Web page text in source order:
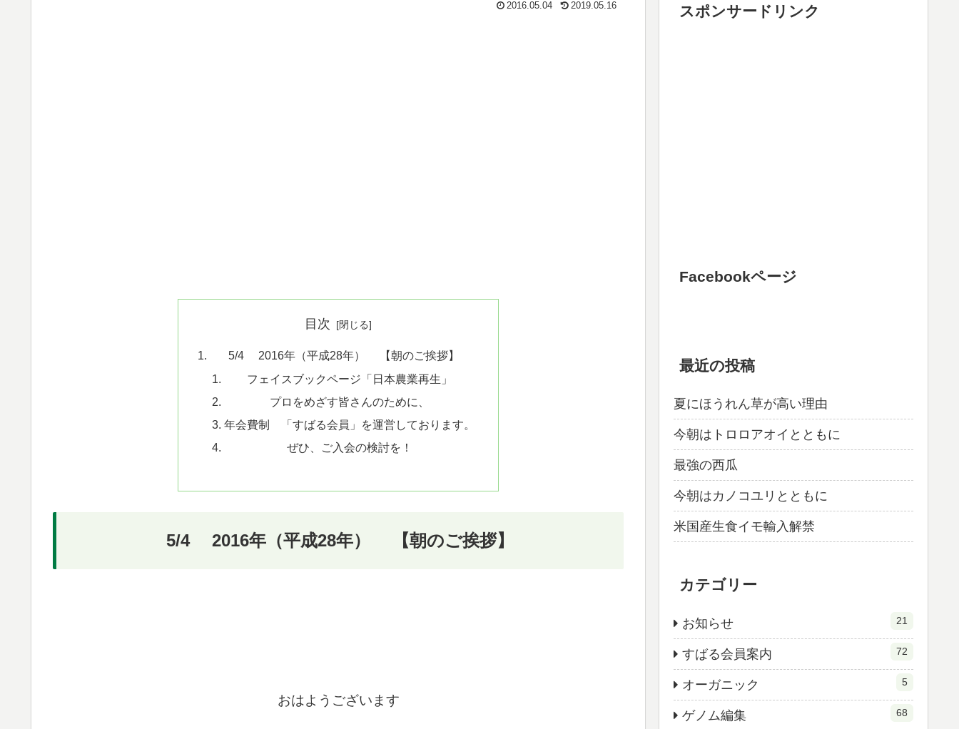
2016.05.04 2019.05.16
目次
5/4 2016年（平成28年） 【朝のご挨拶】
フェイスブックページ「日本農業再生」
プロをめざす皆さんのために、
年会費制 「すばる会員」を運営しております。
ぜひ、ご入会の検討を！
5/4 2016年（平成28年） 【朝のご挨拶】
おはようございます
スポンサードリンク
Facebookページ
最近の投稿
夏にほうれん草が高い理由
今朝はトロロアオイとともに
最強の西瓜
今朝はカノコユリとともに
米国産生食イモ輸入解禁
カテゴリー
お知らせ 21
すばる会員案内 72
オーガニック 5
ゲノム編集 68